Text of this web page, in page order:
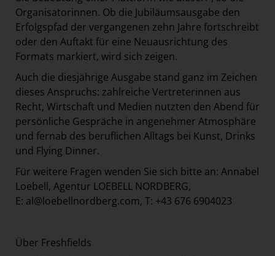
Organisatorinnen. Ob die Jubiläumsausgabe den
Erfolgspfad der vergangenen zehn Jahre fortschreibt
oder den Auftakt für eine Neuausrichtung des
Formats markiert, wird sich zeigen.
Auch die diesjährige Ausgabe stand ganz im Zeichen
dieses Anspruchs: zahlreiche Vertreterinnen aus
Recht, Wirtschaft und Medien nutzten den Abend für
persönliche Gespräche in angenehmer Atmosphäre
und fernab des beruflichen Alltags bei Kunst, Drinks
und Flying Dinner.
Für weitere Fragen wenden Sie sich bitte an: Annabel
Loebell, Agentur LOEBELL NORDBERG,
E: al@loebellnordberg.com, T: +43 676 6904023
Über Freshfields